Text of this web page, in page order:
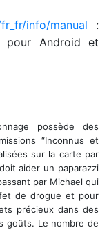
info/manual :
Android et
possède des
“Inconnus et
sur la carte par
aider un paparazzi
par Michael qui
de drogue et pour
précieux dans des
goûts. Le nombre de